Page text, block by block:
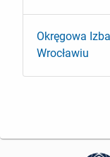
Okręgowa
Wrocławiu